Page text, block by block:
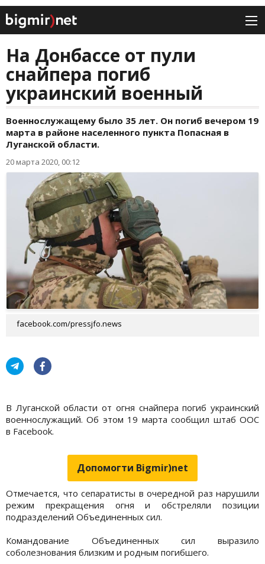
На Донбассе от пули
снайпера погиб
украинский военный
Военнослужащему было 35 лет. Он погиб вечером 19
марта в районе населенного пункта Попасная в
Луганской области.
20 марта 2020, 00:12
facebook.com/pressjfo.news
В Луганской области от огня снайпера погиб украинский
военнослужащий. Об этом 19 марта сообщил штаб ООС
в Facebook.
Допомогти Bigmir)net
Отмечается, что сепаратисты в очередной раз нарушили
режим прекращения огня и обстреляли позиции
подразделений Объединенных сил.
Командование Объединенных сил выразило
соболезнования близким и родным погибшего.